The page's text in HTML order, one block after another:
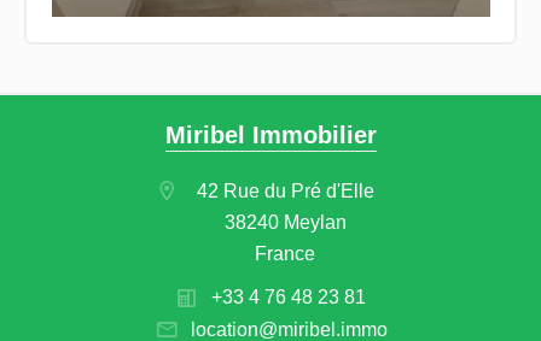
Miribel Immobilier
42 Rue du Pré d'Elle
38240 Meylan
France
+33 4 76 48 23 81
location@miribel.immo